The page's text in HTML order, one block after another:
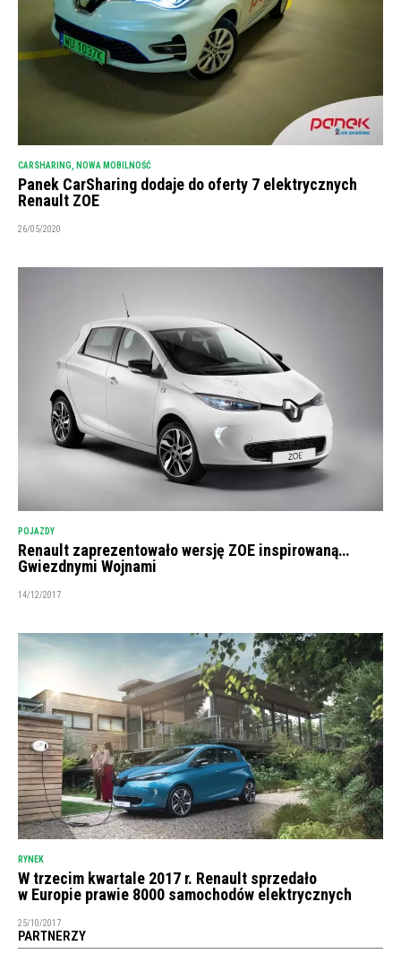
CARSHARING NOWA MOBILNOŚĆ
Panek CarSharing dodaje do oferty 7 elektrycznych
Renault ZOE
26/05/2020
POJAZDY
Renault zaprezentowało wersję ZOE inspirowaną…
Gwiezdnymi Wojnami
14/12/2017
RYNEK
W trzecim kwartale 2017 r. Renault sprzedało
w Europie prawie 8000 samochodów elektrycznych
25/10/2017
PARTNERZY